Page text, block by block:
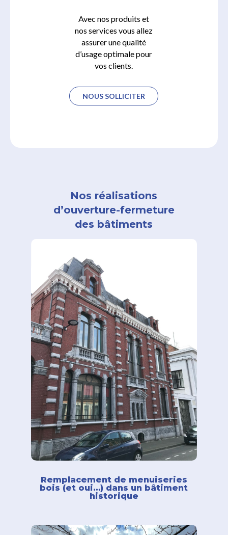
Avec nos produits et
nos services vous allez
assurer une qualité
d’usage optimale pour
vos clients.
NOUS SOLLICITER
Nos réalisations
d’ouverture-fermeture
des bâtiments
Remplacement de menuiseries
bois (et oui…) dans un bâtiment
historique